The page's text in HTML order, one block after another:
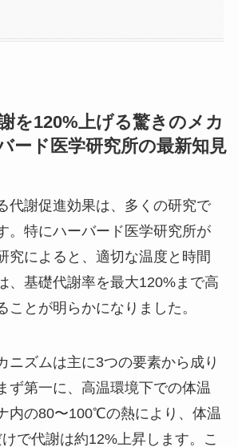
を120%上げる驚きのメカ
ード医学研究所の最新知見
代謝促進効果は、多くの研究で
。特にハーバード医学研究所が
究によると、適切な温度と時間
、基礎代謝率を最大120%まで高
ことが明らかになりました。
ニズムは主に3つの要素から成り
ず第一に、高温環境下での体温
内の80〜100℃の熱により、体温
で代謝は約12%上昇します。こ